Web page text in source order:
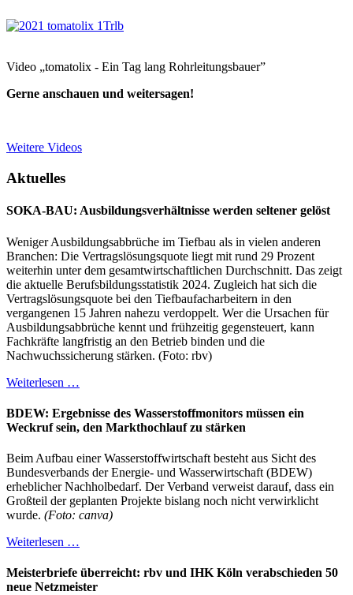
Video „tomatolix - Ein Tag lang Rohrleitungsbauer”
Gerne anschauen und weitersagen!
Weitere Videos
Aktuelles
SOKA-BAU: Ausbildungsverhältnisse werden seltener gelöst
Weniger Ausbildungsabbrüche im Tiefbau als in vielen anderen
Branchen: Die Vertragslösungsquote liegt mit rund 29 Prozent
weiterhin unter dem gesamtwirtschaftlichen Durchschnitt. Das zeigt
die aktuelle Berufsbildungsstatistik 2024. Zugleich hat sich die
Vertragslösungsquote bei den Tiefbaufacharbeitern in den
vergangenen 15 Jahren nahezu verdoppelt. Wer die Ursachen für
Ausbildungsabbrüche kennt und frühzeitig gegensteuert, kann
Fachkräfte langfristig an den Betrieb binden und die
Nachwuchssicherung stärken. (Foto: rbv)
Weiterlesen …
BDEW: Ergebnisse des Wasserstoffmonitors müssen ein
Weckruf sein, den Markthochlauf zu stärken
Beim Aufbau einer Wasserstoffwirtschaft besteht aus Sicht des
Bundesverbands der Energie- und Wasserwirtschaft (BDEW)
erheblicher Nachholbedarf. Der Verband verweist darauf, dass ein
Großteil der geplanten Projekte bislang noch nicht verwirklicht
wurde. (Foto: canva)
Weiterlesen …
Meisterbriefe überreicht: rbv und IHK Köln verabschieden 50
neue Netzmeister